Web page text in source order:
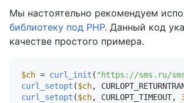
Мы настоятельно рекомендуем
библиотеку под PHP. Данный код
качестве простого примера.
$ch = curl_init ( "https://sms.ru/
curl_setopt ($ch,
curl_setopt ($ch, CURLOPT_TIMEOUT,